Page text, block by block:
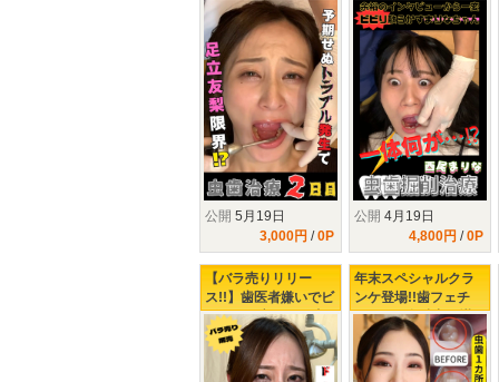
虫歯治療2日目】
公開 5月19日
3,000円 /0P
の歯医者で下される
タービンの制裁』
公開 4月19日
4,800円 /0P
【バラ売りリリー
ス!!】歯医者嫌いでビ
ビりの足立さんの虫
歯治療の末路...
年末スペシャルクラ
ンケ登場!!歯フェチ
LABOが全精力を掛け
て口説きました!!最強
美女【 小松杏の虫歯
２ヶ所治療】